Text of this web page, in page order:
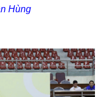
Hùng